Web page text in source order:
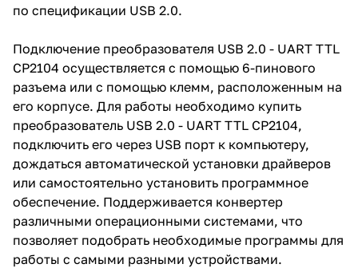
по спецификации USB 2.0.
Подключение преобразователя USB 2.0 - UART TTL
CP2104 осуществляется с помощью 6-пинового
разъема или с помощью клемм, расположенным на
его корпусе. Для работы необходимо купить
преобразователь USB 2.0 - UART TTL CP2104,
подключить его через USB порт к компьютеру,
дождаться автоматической установки драйверов
или самостоятельно установить программное
обеспечение. Поддерживается конвертер
различными операционными системами, что
позволяет подобрать необходимые программы для
работы с самыми разными устройствами.